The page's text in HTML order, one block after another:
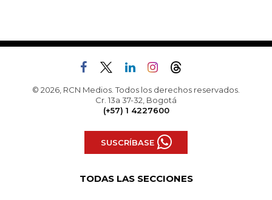
© 2026, RCN Medios. Todos los derechos reservados.
Cr. 13a 37-32, Bogotá
(+57) 1 4227600
SUSCRÍBASE
TODAS LAS SECCIONES